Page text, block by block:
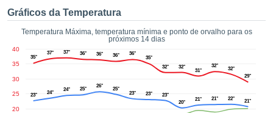
que as
a este
das
e
forma
Gráficos da Temperatura
Temperatura Máxima, temperatura mínima e ponto de orvalho para os
próximos 14 dias
20
25
30
35
40
35°
37° 37° 36° 36° 36° 36°
35°
32°
32°
31°
32°
32°
29°
23° 24°
24° 25°
26°
25°
23° 23°
23°
20°
21° 21° 22° 21°